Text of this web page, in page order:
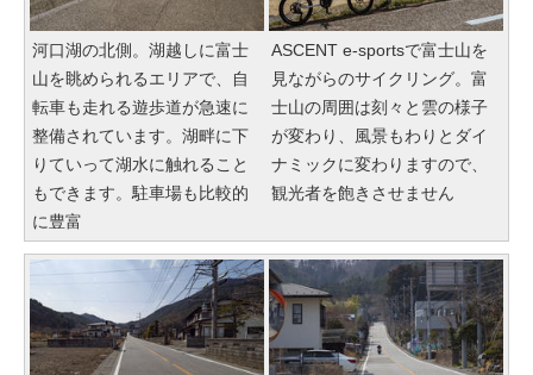
河口湖の北側。湖越しに富士
山を眺められるエリアで、自
転車も走れる遊歩道が急速に
整備されています。湖畔に下
りていって湖水に触れること
もできます。駐車場も比較的
に豊富
ASCENT e-sportsで富士山を
見ながらのサイクリング。富
士山の周囲は刻々と雲の様子
が変わり、風景もわりとダイ
ナミックに変わりますので、
観光者を飽きさせません